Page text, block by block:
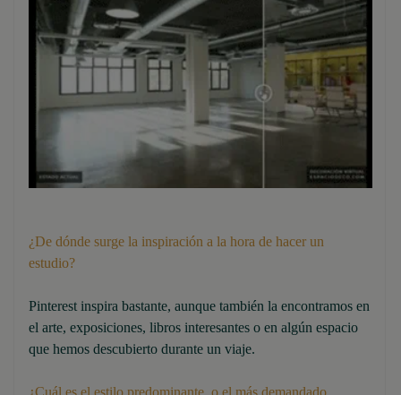
¿De dónde surge la inspiración a la hora de hacer un
estudio?
Pinterest inspira bastante, aunque también la encontramos en
el arte, exposiciones, libros interesantes o en algún espacio
que hemos descubierto durante un viaje.
¿Cuál es el estilo predominante, o el más demandado